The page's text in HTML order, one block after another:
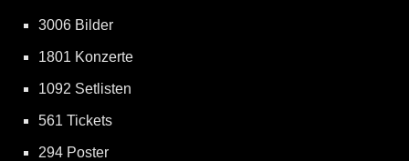
3006 Bilder
1801 Konzerte
1092 Setlisten
561 Tickets
294 Poster